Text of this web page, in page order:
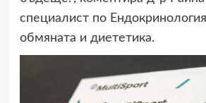
специалист по
обмяната и диететика.